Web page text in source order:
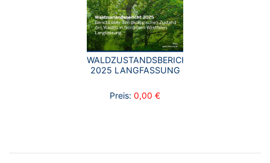
WALDZUSTANDSBERICHT
2025 LANGFASSUNG
Preis: 0,00 €